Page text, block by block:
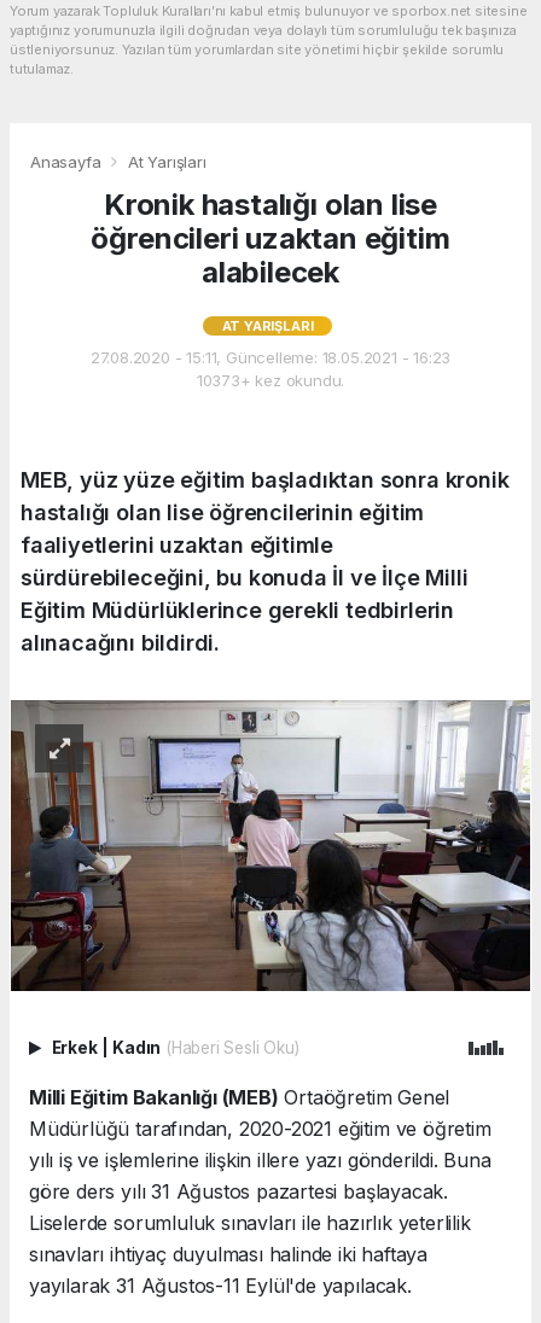
Yorum yazarak Topluluk Kuralları’nı kabul etmiş bulunuyor ve sporbox.net sitesine
yaptığınız yorumunuzla ilgili doğrudan veya dolaylı tüm sorumluluğu tek başınıza
üstleniyorsunuz. Yazılan tüm yorumlardan site yönetimi hiçbir şekilde sorumlu
tutulamaz.
Anasayfa At Yarışları
Kronik hastalığı olan lise
öğrencileri uzaktan eğitim
alabilecek
AT YARIŞLARI
27.08.2020 - 15:11, Güncelleme: 18.05.2021 - 16:23
10373+ kez okundu.
MEB, yüz yüze eğitim başladıktan sonra kronik
hastalığı olan lise öğrencilerinin eğitim
faaliyetlerini uzaktan eğitimle
sürdürebileceğini, bu konuda İl ve İlçe Milli
Eğitim Müdürlüklerince gerekli tedbirlerin
alınacağını bildirdi.
Erkek Kadın (Haberi Sesli Oku)
Milli Eğitim Bakanlığı (MEB) Ortaöğretim Genel
Müdürlüğü tarafından, 2020-2021 eğitim ve öğretim
yılı iş ve işlemlerine ilişkin illere yazı gönderildi. Buna
göre ders yılı 31 Ağustos pazartesi başlayacak.
Liselerde sorumluluk sınavları ile hazırlık yeterlilik
sınavları ihtiyaç duyulması halinde iki haftaya
yayılarak 31 Ağustos-11 Eylül'de yapılacak.